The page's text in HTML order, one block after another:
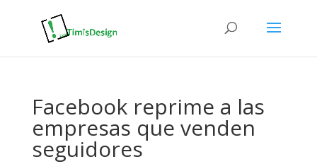
Facebook reprime a las
empresas que venden
seguidores